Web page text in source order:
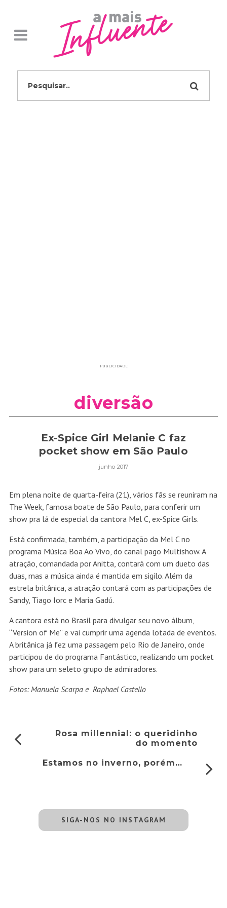
PUBLICIDADE
diversão
Ex-Spice Girl Melanie C faz
pocket show em São Paulo
junho 2017
Em plena noite de quarta-feira (21), vários fãs se reuniram na
The Week, famosa boate de São Paulo, para conferir um
show pra lá de especial da cantora Mel C, ex-Spice Girls.
Está confirmada, também, a participação da Mel C no
programa Música Boa Ao Vivo, do canal pago Multishow.A
atração, comandada por Anitta, contará com um dueto das
duas, mas a música ainda é mantida em sigilo. Além da
estrela britânica, a atração contará com as participações de
Sandy, Tiago Iorc e Maria Gadú.
A cantora está no Brasil para divulgar seu novo álbum,
“Version of Me” e vai cumprir uma agenda lotada de eventos.
A britânica já fez uma passagem pelo Rio de Janeiro, onde
participou de do programa Fantástico, realizando um pocket
show para um seleto grupo de admiradores.
Fotos: Manuela Scarpa e Raphael Castello
Rosa millennial: o queridinho
do momento
Estamos no inverno, porém…
SIGA-NOS NO INSTAGRAM